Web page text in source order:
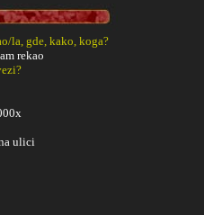
la, gde, kako, koga?
rekao
ulici